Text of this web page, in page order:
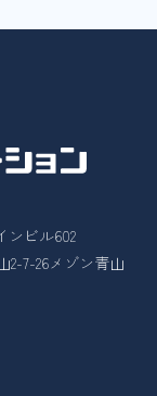
ンビル602
2-7-26メゾン青山